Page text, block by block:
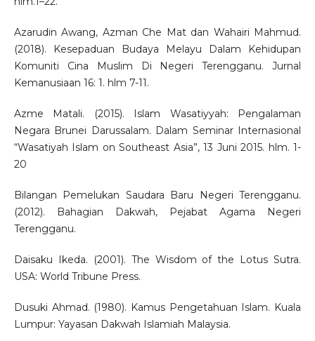
Azarudin Awang, Azman Che Mat dan Wahairi Mahmud.
(2018). Kesepaduan Budaya Melayu Dalam Kehidupan
Komuniti Cina Muslim Di Negeri Terengganu. Jurnal
Kemanusiaan 16: 1. hlm 7-11.
Azme Matali. (2015). Islam Wasatiyyah: Pengalaman
Negara Brunei Darussalam. Dalam Seminar Internasional
“Wasatiyah Islam on Southeast Asia”, 13 Juni 2015. hlm. 1-
20
Bilangan Pemelukan Saudara Baru Negeri Terengganu.
(2012). Bahagian Dakwah, Pejabat Agama Negeri
Terengganu.
Daisaku Ikeda. (2001). The Wisdom of the Lotus Sutra.
USA: World Tribune Press.
Dusuki Ahmad. (1980). Kamus Pengetahuan Islam. Kuala
Lumpur: Yayasan Dakwah Islamiah Malaysia.